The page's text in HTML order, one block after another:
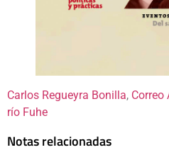
Carlos Regueyra Bonilla, Correo
río Fuhe
Notas relacionadas